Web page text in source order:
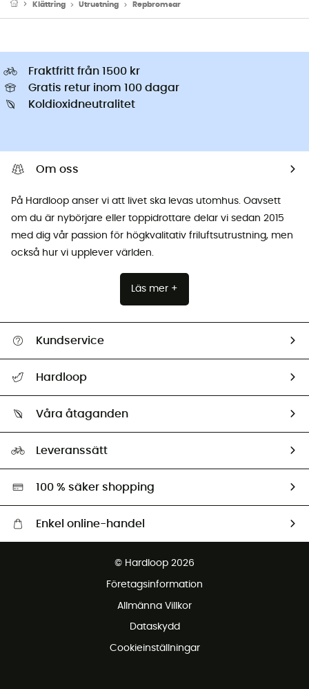
Klättring Utrustning Repbromsar
Fraktfritt från 1500 kr
Gratis retur inom 100 dagar
Koldioxidneutralitet
Om oss
På Hardloop anser vi att livet ska levas utomhus. Oavsett
om du är nybörjare eller toppidrottare delar vi sedan 2015
med dig vår passion för högkvalitativ friluftsutrustning, men
också hur vi upplever världen.
Läs mer +
Kundservice
Retur & återbetalning
Hardloop
Våra åtaganden
Miljöanpassat urval
Leveranssätt
100 % säker shopping
Enkel online-handel
© Hardloop 2026
Företagsinformation
Allmänna Villkor
Dataskydd
Cookieinställningar